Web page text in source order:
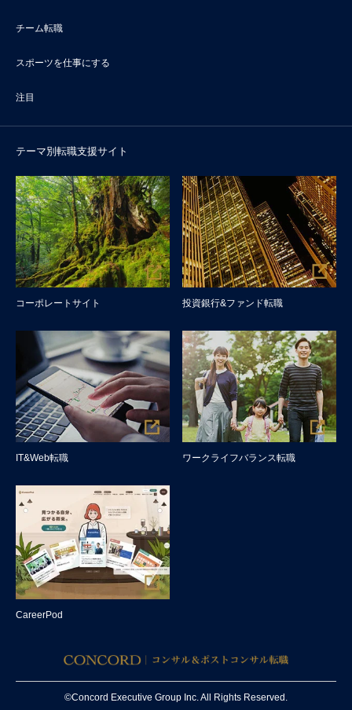
チーム転職
スポーツを仕事にする
注目
テーマ別転職支援サイト
コーポレートサイト 投資銀行&ファンド転職
IT&Web転職 ワークライフバランス転職
CareerPod
©Concord Executive Group Inc. All Rights Reserved.